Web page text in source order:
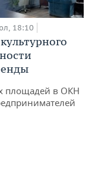
18:10
площадей в ОКН